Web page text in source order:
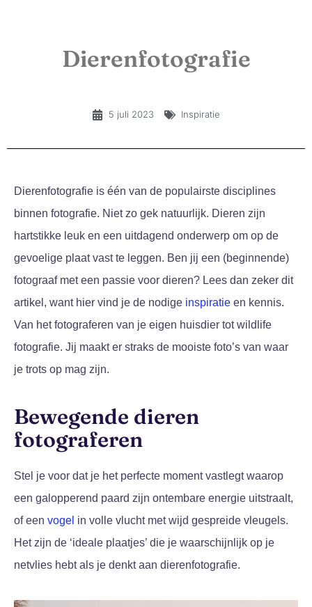
Dierenfotografie
5 juli 2023 Inspiratie
Dierenfotografie is één van de populairste disciplines
binnen fotografie. Niet zo gek natuurlijk. Dieren zijn
hartstikke leuk en een uitdagend onderwerp om op de
gevoelige plaat vast te leggen. Ben jij een (beginnende)
fotograaf met een passie voor dieren? Lees dan zeker dit
artikel, want hier vind je de nodige inspiratie en kennis.
Van het fotograferen van je eigen huisdier tot wildlife
fotografie. Jij maakt er straks de mooiste foto’s van waar
je trots op mag zijn.
Bewegende dieren
fotograferen
Stel je voor dat je het perfecte moment vastlegt waarop
een galopperend paard zijn ontembare energie uitstraalt,
of een vogel in volle vlucht met wijd gespreide vleugels.
Het zijn de ‘ideale plaatjes’ die je waarschijnlijk op je
netvlies hebt als je denkt aan dierenfotografie.